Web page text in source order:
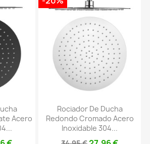
Acero
Rociador De Ducha
Redondo Cromado Acero
Inoxidable 304...